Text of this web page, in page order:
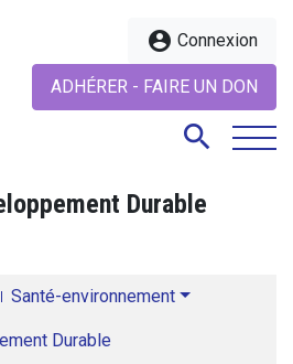
account_circle Connexion
ADHÉRER - FAIRE UN DON
search
Durable
Santé-environnement
Durable